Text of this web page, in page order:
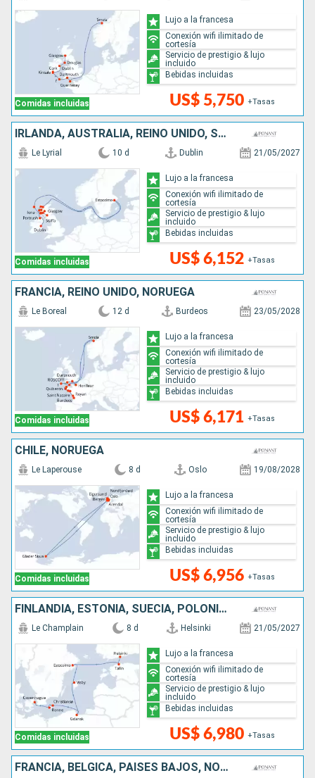
Comidas incluidas US$ 5,750 +Tasas
Lujo a la francesa
Conexión wifi ilimitado de
cortesía
Servicio de prestigio & lujo
incluido
Bebidas incluidas
IRLANDA, AUSTRALIA, REINO UNIDO, SUECIA
Comidas incluidas
Le Lyrial 10 d Dublin 21/05/2027
US$ 6,152 +Tasas
Lujo a la francesa
Conexión wifi ilimitado de
cortesía
Servicio de prestigio & lujo
incluido
Bebidas incluidas
FRANCIA, REINO UNIDO, NORUEGA
Comidas incluidas
Le Boreal 12 d Burdeos 23/05/2028
US$ 6,171 +Tasas
Lujo a la francesa
Conexión wifi ilimitado de
cortesía
Servicio de prestigio & lujo
incluido
Bebidas incluidas
CHILE, NORUEGA
Comidas incluidas
Le Laperouse 8 d Oslo 19/08/2028
US$ 6,956 +Tasas
Lujo a la francesa
Conexión wifi ilimitado de
cortesía
Servicio de prestigio & lujo
incluido
Bebidas incluidas
FINLANDIA, ESTONIA, SUECIA, POLONIA, DINAMARCA
Comidas incluidas
Le Champlain 8 d Helsinki 21/05/2027
US$ 6,980 +Tasas
Lujo a la francesa
Conexión wifi ilimitado de
cortesía
Servicio de prestigio & lujo
incluido
Bebidas incluidas
FRANCIA, BÉLGICA, PAISES BAJOS, NORUEGA